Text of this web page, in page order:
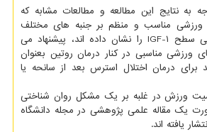
به نتایج این مطالعه و مطالعات مشابه که
ورزشی مناسب و منظم بر جنبه های مختلف
رفتاری و مولکولی یعنی سطح IGF-۱ را نشان داده اند، پیشنهاد می
ورزشی مناسبی در کنار درمان روتین بعنوان
درمان اختلال استرس بعد از سانحه یا
ورزش در غلبه بر یک مشکل روان شناختی
یک مقاله علمی پژوهشی در مجله دانشگاه
یافته اند.